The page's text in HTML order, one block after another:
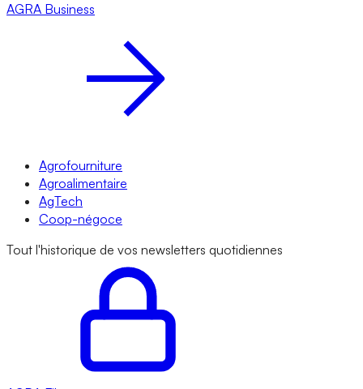
AGRA Business
Agrofourniture
Agroalimentaire
AgTech
Coop-négoce
Tout l'historique de vos newsletters quotidiennes